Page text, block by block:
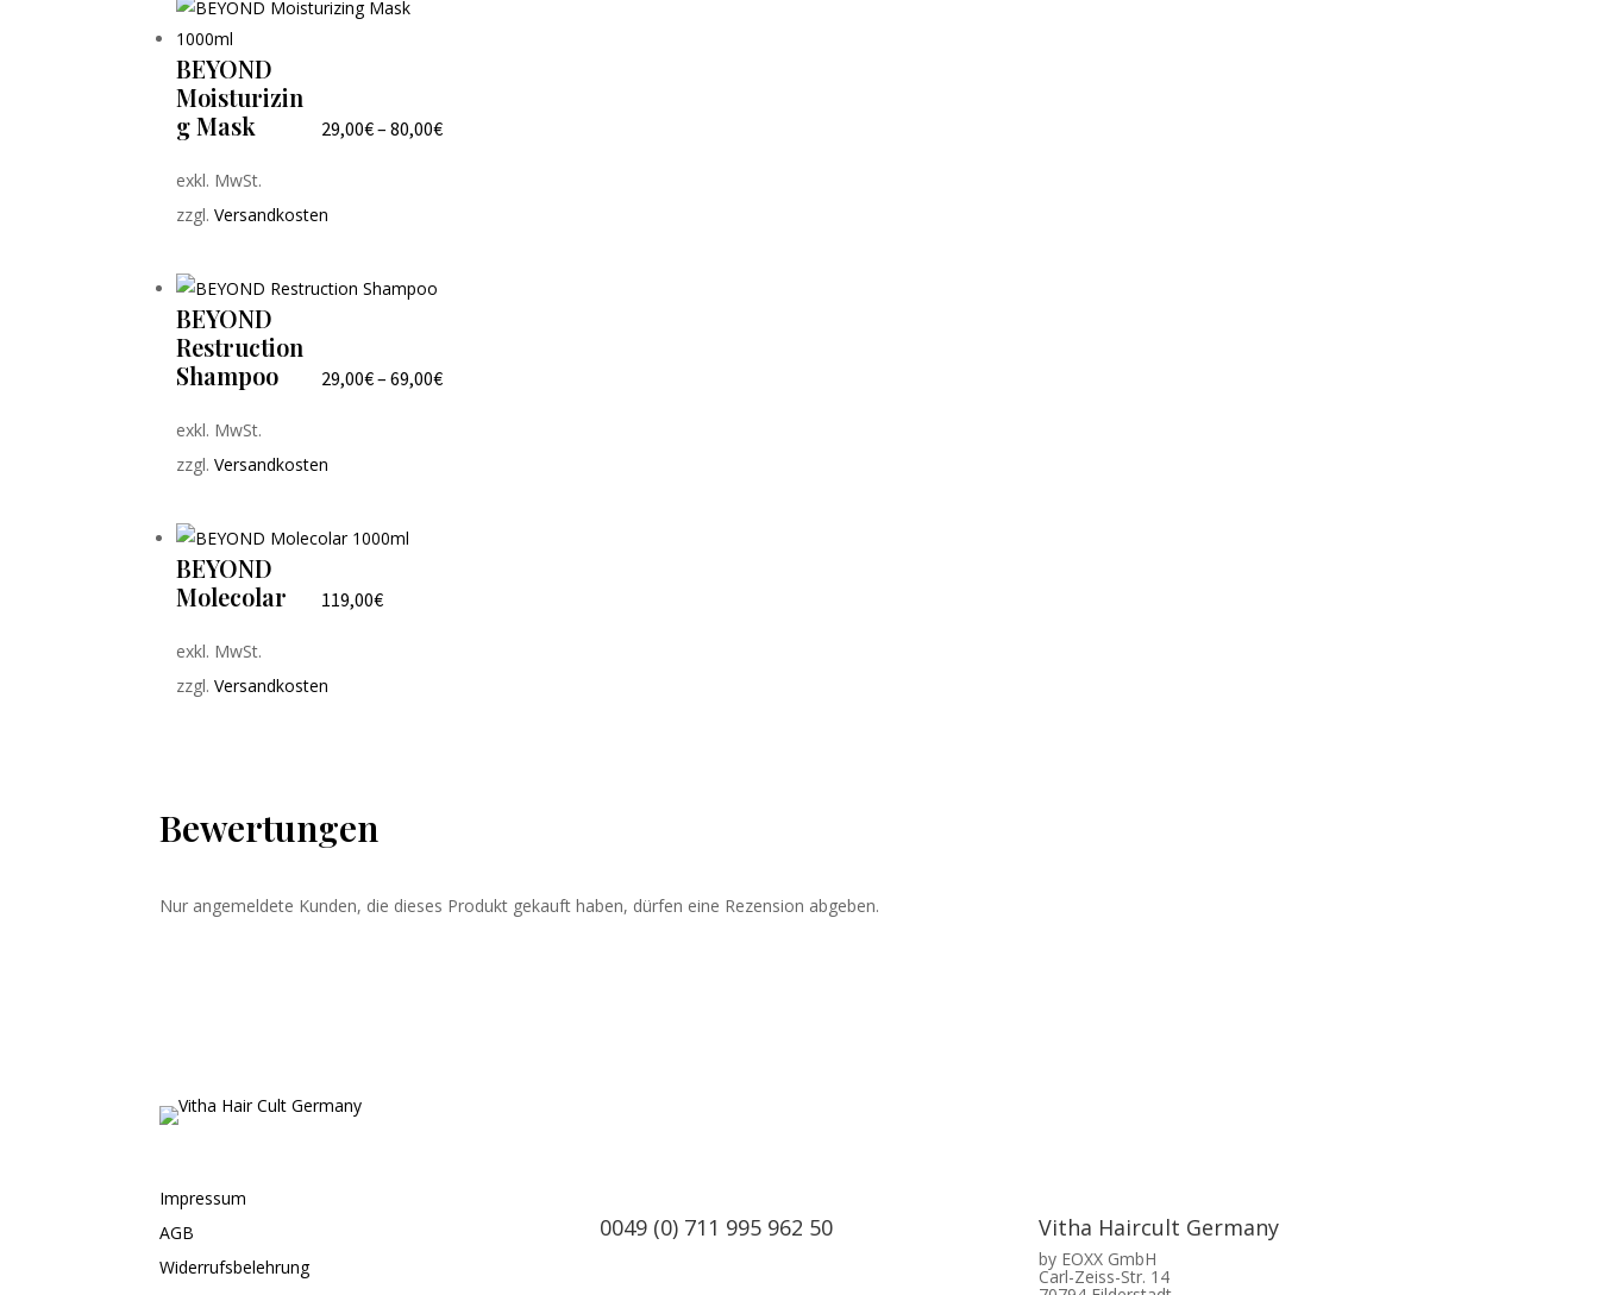
BEYOND
Moisturizin
g Mask
29,00€– 80,00€
exkl. MwSt.
zzgl.Versandkosten
BEYOND
Restruction
Shampoo
29,00€– 69,00€
exkl. MwSt.
zzgl.Versandkosten
BEYOND
Molecolar
119,00€
exkl. MwSt.
zzgl.Versandkosten
Bewertungen
Nur angemeldete Kunden, die dieses Produkt gekauft haben, dürfen eine Rezension abgeben.
Impressum
AGB
Widerrufsbelehrung
0049 (0) 711 995 962 50 Vitha Haircult Germany
by EOXX GmbH
Carl-Zeiss-Str. 14